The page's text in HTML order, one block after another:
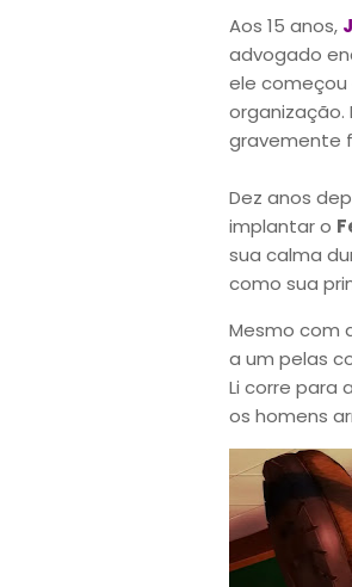
Aos 15 anos,
advogado
ele começou
organização.
gravemente
Dez anos
implantar o
sua calma
como sua
Mesmo com
a um pelas
Li corre para
os homens